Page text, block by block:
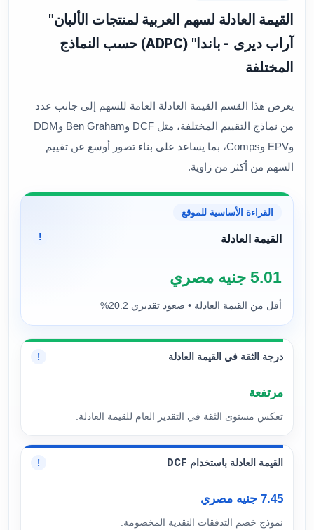
القيمة العادلة لسهم العربية لمنتجات الألبان"
آراب ديرى - باندا" (ADPC) حسب النماذج
المختلفة
يعرض هذا القسم القيمة العادلة العامة للسهم إلى جانب عدد
من نماذج التقييم المختلفة، مثل DCF وBen Graham وDDM
وEPV وComps، بما يساعد على بناء تصور أوسع عن تقييم
السهم من أكثر من زاوية.
القراءة الأساسية للموقع
القيمة العادلة !
5.01 جنيه مصري
أقل من القيمة العادلة • صعود تقديري 20.2%
درجة الثقة في القيمة العادلة !
مرتفعة
تعكس مستوى الثقة في التقدير العام للقيمة العادلة.
القيمة العادلة باستخدام DCF !
7.45 جنيه مصري
نموذج خصم التدفقات النقدية المخصومة.